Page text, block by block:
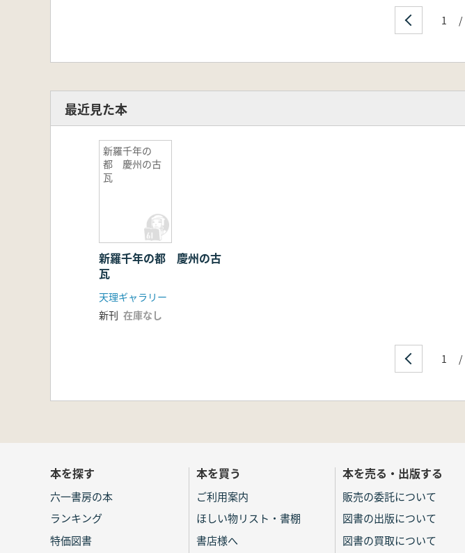
1 /
最近見た本
新羅千年の
都 慶州の古
瓦
新羅千年の都 慶州の古
瓦
天理ギャラリー
新刊 在庫なし
1 /
本を探す
六一書房の本
ランキング
特価図書
本を買う
ご利用案内
ほしい物リスト・書棚
書店様へ
本を売る・出版する
販売の委託について
図書の出版について
図書の買取について